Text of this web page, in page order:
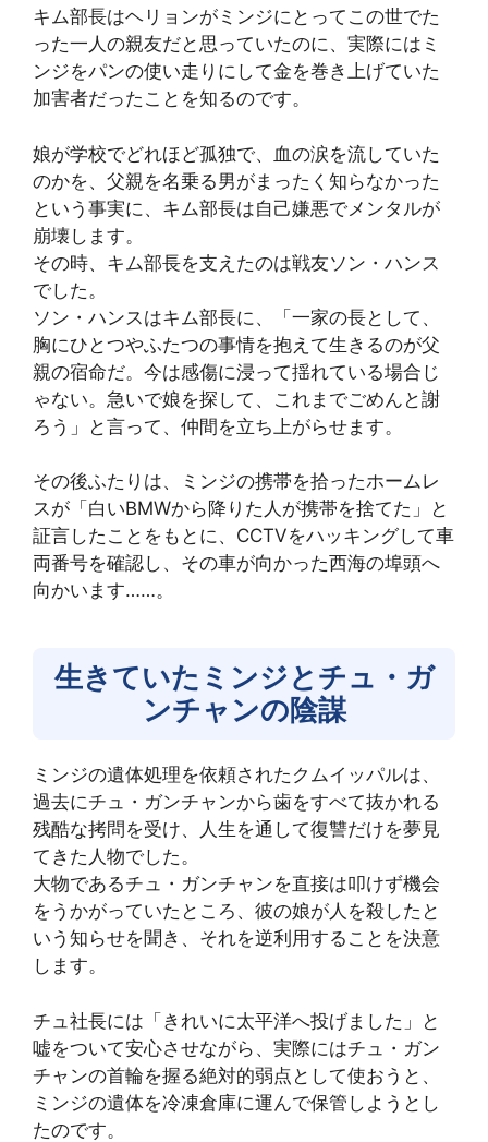
キム部長はヘリョンがミンジにとってこの世でた
った一人の親友だと思っていたのに、実際にはミ
ンジをパンの使い走りにして金を巻き上げていた
加害者だったことを知るのです。
娘が学校でどれほど孤独で、血の涙を流していた
のかを、父親を名乗る男がまったく知らなかった
という事実に、キム部長は自己嫌悪でメンタルが
崩壊します。
その時、キム部長を支えたのは戦友ソン・ハンス
でした。
ソン・ハンスはキム部長に、「一家の長として、
胸にひとつやふたつの事情を抱えて生きるのが父
親の宿命だ。今は感傷に浸って揺れている場合じ
ゃない。急いで娘を探して、これまでごめんと謝
ろう」と言って、仲間を立ち上がらせます。
その後ふたりは、ミンジの携帯を拾ったホームレ
スが「白いBMWから降りた人が携帯を捨てた」と
証言したことをもとに、CCTVをハッキングして車
両番号を確認し、その車が向かった西海の埠頭へ
向かいます……。
生きていたミンジとチュ・ガ
ンチャンの陰謀
ミンジの遺体処理を依頼されたクムイッパルは、
過去にチュ・ガンチャンから歯をすべて抜かれる
残酷な拷問を受け、人生を通して復讐だけを夢見
てきた人物でした。
大物であるチュ・ガンチャンを直接は叩けず機会
をうかがっていたところ、彼の娘が人を殺したと
いう知らせを聞き、それを逆利用することを決意
します。
チュ社長には「きれいに太平洋へ投げました」と
嘘をついて安心させながら、実際にはチュ・ガン
チャンの首輪を握る絶対的弱点として使おうと、
ミンジの遺体を冷凍倉庫に運んで保管しようとし
たのです。